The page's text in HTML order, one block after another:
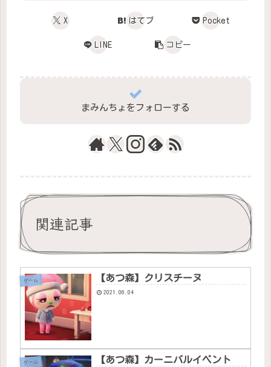
X はてブ Pocket
LINE コピー
まみんちょをフォローする
関連記事
ゲーム 【あつ森】クリスチーヌ
2021.06.04
ゲーム 【あつ森】カーニバルイベント